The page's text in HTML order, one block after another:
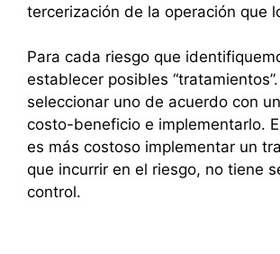
tercerización de la operación que
Para cada riesgo que
establecer posibles
seleccionar uno de acuerdo con
costo-beneficio e implementarlo.
es más costoso implementar un
que incurrir en el riesgo, no tiene
control.